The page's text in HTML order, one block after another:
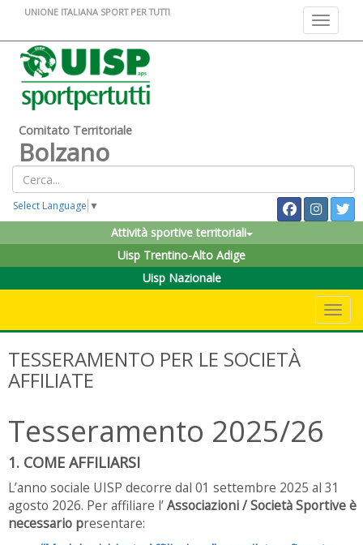
Toggle
UNIONE ITALIANA SPORT PER TUTTI
Comitato Territoriale
Bolzano
Select Language ▼
Attività sportive territoriali
Uisp Trentino-Alto Adige
Uisp Nazionale
TESSERAMENTO PER LE SOCIETÀ
AFFILIATE
Tesseramento 2025/26
1. COME AFFILIARSI
L’anno sociale UISP decorre dal 01 settembre 2025 al 31
agosto 2026. Per affiliare l’Associazioni / Società Sportive è
necessario presentare: